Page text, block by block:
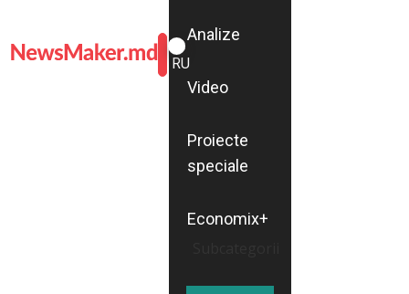
ROMÂNĂ
RU
Analize
Video
Proiecte
speciale
Economix+